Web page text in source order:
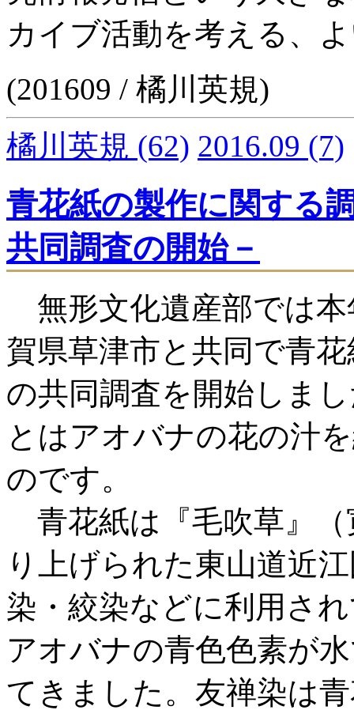
カイブ活動を考える、
(201609 / 橘川英規)
橘川英規 (62) 2016.09 (7)
青花紙の製作に関する
共同調査の開始－
無形文化遺産部では本
賀県草津市と共同で青
の共同調査を開始しま
とはアオバナの花の汁
のです。
青花紙は『毛吹草』（
り上げられた東山道近
染・絞染などに利用さ
アオバナの青色色素が
てきました。友禅染は